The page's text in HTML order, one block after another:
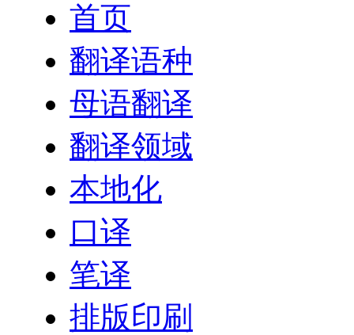
首页
翻译语种
母语翻译
翻译领域
本地化
口译
笔译
排版印刷